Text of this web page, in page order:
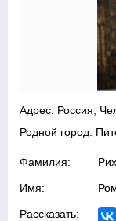
Адрес: Россия,
Родной город:
Фамилия:
Имя:
Рассказать: